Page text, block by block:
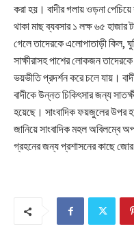
করা হয়। বাদীর গলায় ওড়না
থাকা মাছ ব্যবসার ১ লক্ষ ৬৫ হাজার
গেলে তাদেরকে এলোপাতাড়ী কিল,
সাক্ষীরাসহ পাশের লোকজন
ভয়ভীতি প্রদর্শন করে চলে যায়।
বাদীকে উন্নত চিকিৎসার জন্য
হয়েছে। সাংবাদিক ফয়জুলের উপর
জানিয়ে সাংবাদিক মহল অবিলম্বে
গ্রহনের জন্য প্রশাসনের কাছে জোর